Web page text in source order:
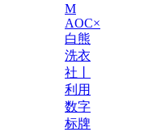
M
AOC×
白熊
洗衣
社丨
利用
数字
标牌